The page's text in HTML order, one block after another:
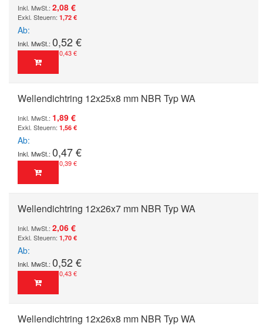
2,08 €
1,72 €
Ab
0,52 €
0,43 €
Wellendichtring 12x25x8 mm NBR Typ WA
1,89 €
1,56 €
Ab
0,47 €
0,39 €
Wellendichtring 12x26x7 mm NBR Typ WA
2,06 €
1,70 €
Ab
0,52 €
0,43 €
Wellendichtring 12x26x8 mm NBR Typ WA